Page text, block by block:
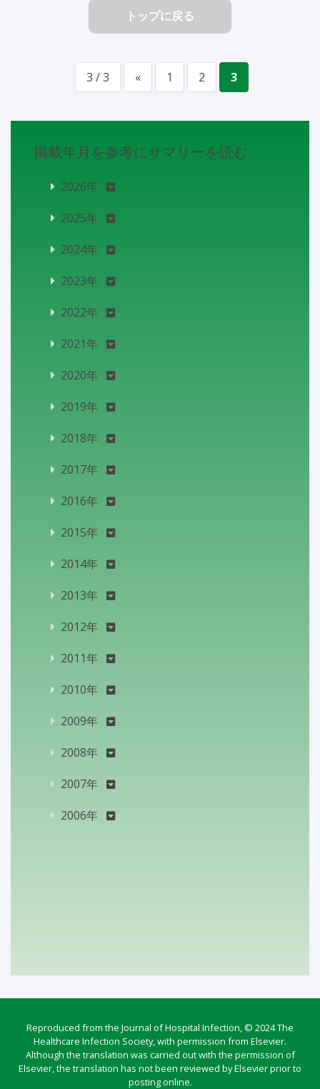
トップに戻る
3 / 3 « 1 2 3
掲載年月を参考にサマリーを読む
2026年
2025年
2024年
2023年
2022年
2021年
2020年
2019年
2018年
2017年
2016年
2015年
2014年
2013年
2012年
2011年
2010年
2009年
2008年
2007年
2006年
Reproduced from the Journal of Hospital Infection, © 2024 The
Healthcare Infection Society, with permission from Elsevier.
Although the translation was carried out with the permission of
Elsevier, the translation has not been reviewed by Elsevier prior to
posting online.